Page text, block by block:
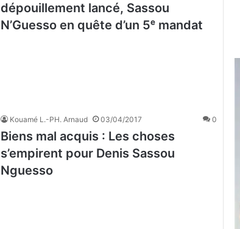
dépouillement lancé, Sassou
N’Guesso en quête d’un 5ᵉ mandat
Kouamé L.-PH. Arnaud 03/04/2017 0
Biens mal acquis : Les choses
s’empirent pour Denis Sassou
Nguesso